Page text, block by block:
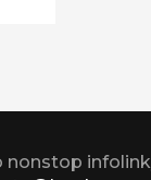
nonstop